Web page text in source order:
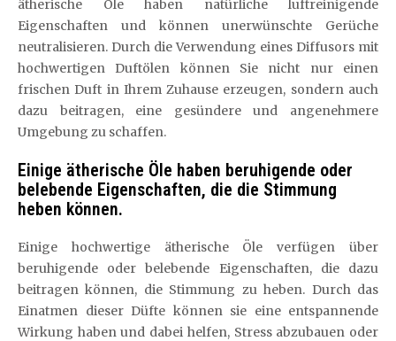
ätherische Öle haben natürliche luftreinigende
Eigenschaften und können unerwünschte Gerüche
neutralisieren. Durch die Verwendung eines Diffusors mit
hochwertigen Duftölen können Sie nicht nur einen
frischen Duft in Ihrem Zuhause erzeugen, sondern auch
dazu beitragen, eine gesündere und angenehmere
Umgebung zu schaffen.
Einige ätherische Öle haben beruhigende oder
belebende Eigenschaften, die die Stimmung
heben können.
Einige hochwertige ätherische Öle verfügen über
beruhigende oder belebende Eigenschaften, die dazu
beitragen können, die Stimmung zu heben. Durch das
Einatmen dieser Düfte können sie eine entspannende
Wirkung haben und dabei helfen, Stress abzubauen oder